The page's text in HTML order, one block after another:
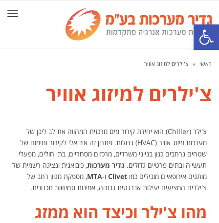
פתח סרגל נגישות
ראשי » צ'ילרים למיזוג אוויר
צ'ילרים למיזוג אוויר
צ'ילר (Chiller) הוא יחידת קירור מים מרכזית המהווה את לב ליבן של
מערכות מיזוג אוויר (HVAC) גדולות. פתרון זה אידיאלי לקירור וחימום של
שטחים נרחבים כגון בנייני משרדים, מרכזים מסחריים, בתי חולים, מפעלי
תעשייה ובתים פרטיים גדולים. גדיר מערכות, כיבואנית ונציגה רשמית של
מותגים אירופאיים מובילים כמו Clivet ו-MTA, מספקת מגוון רחב של
צ'ילרים המציעים יעילות אנרגטית גבוהה, אמינות וגמישות תכנונית.
מהו צ'ילר וכיצד הוא ממזג